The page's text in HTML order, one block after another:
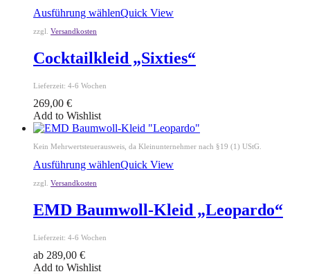
Ausführung wählenQuick View
zzgl. Versandkosten
Cocktailkleid „Sixties“
Lieferzeit: 4-6 Wochen
269,00 €
Add to Wishlist
Kein Mehrwertsteuerausweis, da Kleinunternehmer nach §19 (1) UStG.
Ausführung wählenQuick View
zzgl. Versandkosten
EMD Baumwoll-Kleid „Leopardo“
Lieferzeit: 4-6 Wochen
ab 289,00 €
Add to Wishlist